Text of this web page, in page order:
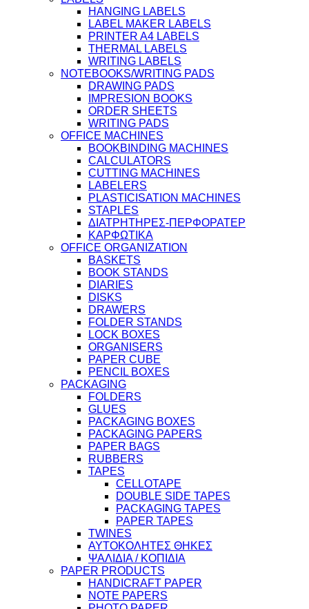
HANGING LABELS
LABEL MAKER LABELS
PRINTER A4 LABELS
THERMAL LABELS
WRITING LABELS
NOTEBOOKS/WRITING PADS
DRAWING PADS
IMPRESION BOOKS
ORDER SHEETS
WRITING PADS
OFFICE MACHINES
BOOKBINDING MACHINES
CALCULATORS
CUTTING MACHINES
LABELERS
PLASTICISATION MACHINES
STAPLES
ΔΙΑΤΡΗΤΗΡΕΣ-ΠΕΡΦΟΡΑΤΕΡ
ΚΑΡΦΩΤΙΚΑ
OFFICE ORGANIZATION
BASKETS
BOOK STANDS
DIARIES
DISKS
DRAWERS
FOLDER STANDS
LOCK BOXES
ORGANISERS
PAPER CUBE
PENCIL BOXES
PACKAGING
FOLDERS
GLUES
PACKAGING BOXES
PACKAGING PAPERS
PAPER BAGS
RUBBERS
TAPES
CELLOTAPE
DOUBLE SIDE TAPES
PACKAGING TAPES
PAPER TAPES
TWINES
ΑΥΤΟΚΟΛΗΤΕΣ ΘΗΚΕΣ
ΨΑΛΙΔΙΑ / ΚΟΠΙΔΙΑ
PAPER PRODUCTS
HANDICRAFT PAPER
NOTE PAPERS